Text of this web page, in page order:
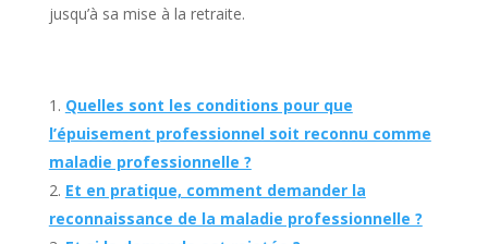
jusqu’à sa mise à la retraite.
Quelles sont les conditions pour que
l’épuisement professionnel soit reconnu comme
maladie professionnelle ?
Et en pratique, comment demander la
reconnaissance de la maladie professionnelle ?